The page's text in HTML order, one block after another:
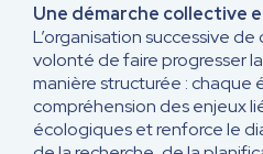
Une démarche collective
L’organisation successive
volonté de faire progresser
manière structurée : chaque
compréhension des enjeux
écologiques et renforce le